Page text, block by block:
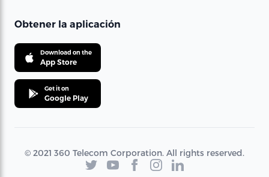
Obtener la aplicación
Download on the
App Store
Get it on
Google Play
© 2021 360 Telecom Corporation. All rights reserved.